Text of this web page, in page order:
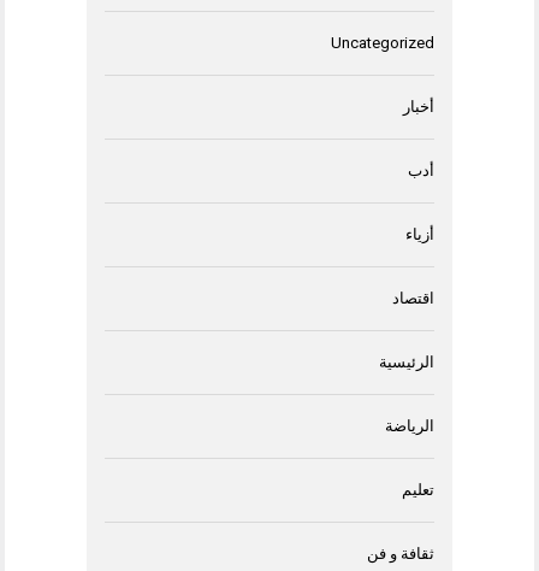
Uncategorized
أخبار
أدب
أزياء
اقتصاد
الرئيسية
الرياضة
تعليم
ثقافة و فن